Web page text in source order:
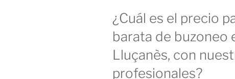
¿Cuál es el precio
barata de buzoneo
Lluçanès, con
profesionales?